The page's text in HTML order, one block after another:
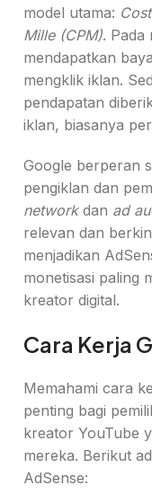
model utama:
Mille (CPM). Pada
mendapatkan
mengklik iklan.
pendapatan
iklan, biasanya
Google berperan
pengiklan dan
networkdan ad
relevan dan
menjadikan
monetisasi paling
kreator digital.
Cara Kerja
Memahami cara
penting bagi
kreator YouTube
mereka. Berikut
AdSense: